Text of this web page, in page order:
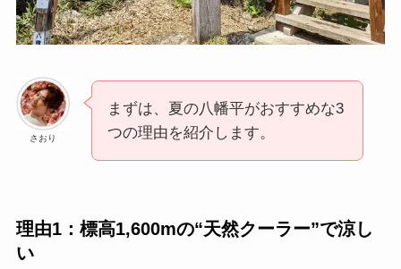
さおり
まずは、夏の八幡平がおすすめな3
つの理由を紹介します。
理由1：標高1,600mの“天然クーラー”で涼し
い